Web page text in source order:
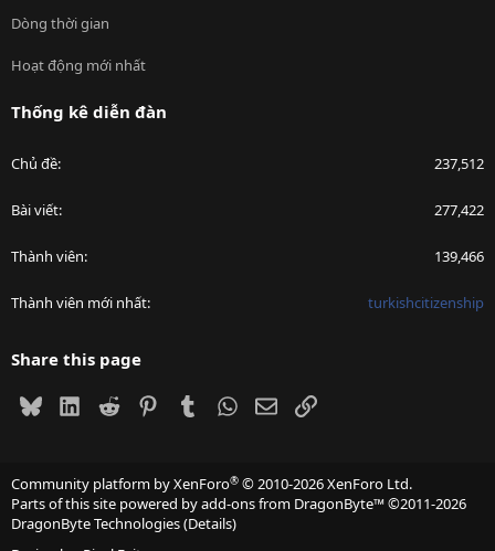
Dòng thời gian
Hoạt động mới nhất
Thống kê diễn đàn
Chủ đề 237,512
Bài viết 277,422
Thành viên 139,466
Thành viên mới nhất turkishcitizenship
Share this page
BlueskyLinkedIn
Reddit PinterestTumblrWhatsApp
EmailLink
Community platform by XenForo® © 2010-2026 XenForo Ltd.
Parts of this site powered byadd-ons from DragonByte™©2011-2026
DragonByte Technologies(Details)